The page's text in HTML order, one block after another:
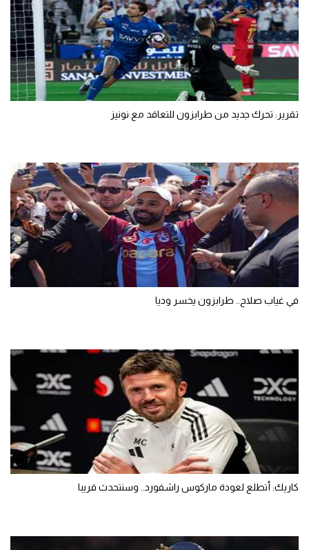
تقرير: تحرك جديد من طرابزون للتعاقد مع نونيز
في غياب صلاح.. طرابزون يخسر وديا
كاريك: أتطلع لعودة ماركوس راشفورد.. وسنتحدث قريبا